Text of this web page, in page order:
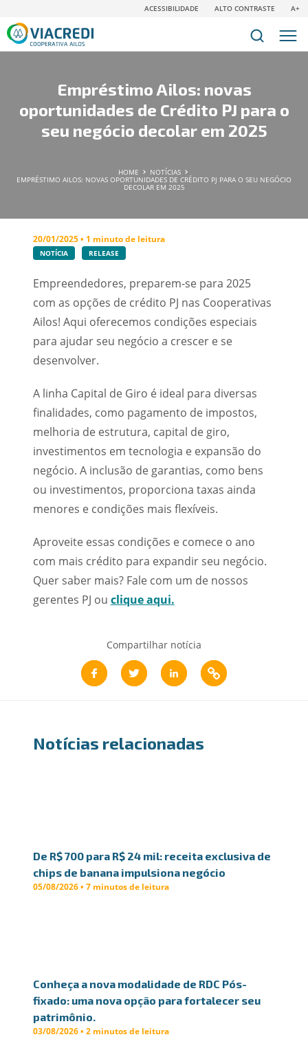
ACESSIBILIDADE ALTO CONTRASTE A+
Empréstimo Ailos: novas
oportunidades de Crédito PJ para o
seu negócio decolar em 2025
HOME
NOTÍCIAS
EMPRÉSTIMO AILOS: NOVAS OPORTUNIDADES DE CRÉDITO PJ PARA O SEU NEGÓCIO
DECOLAR EM 2025
20/01/2025 • 1 minuto de leitura
NOTÍCIA RELEASE
Empreendedores, preparem-se para 2025
com as opções de crédito PJ nas Cooperativas
Ailos! Aqui oferecemos condições especiais
para ajudar seu negócio a crescer e se
desenvolver.
A linha Capital de Giro é ideal para diversas
finalidades, como pagamento de impostos,
melhoria de estrutura, capital de giro,
investimentos em tecnologia e expansão do
negócio. A inclusão de garantias, como bens
ou investimentos, proporciona taxas ainda
menores e condições mais flexíveis.
Aproveite essas condições e comece o ano
com mais crédito para expandir seu negócio.
Quer saber mais? Fale com um de nossos
gerentes PJ ou clique aqui.
Compartilhar notícia
Notícias relacionadas
De R$ 700 para R$ 24 mil: receita exclusiva de
chips de banana impulsiona negócio
05/08/2026 • 7 minutos de leitura
Conheça a nova modalidade de RDC Pós-
fixado: uma nova opção para fortalecer seu
patrimônio.
03/08/2026 • 2 minutos de leitura